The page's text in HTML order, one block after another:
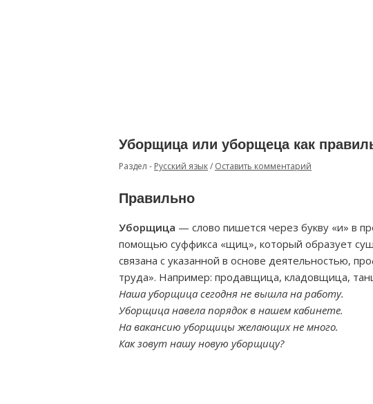
Уборщица или уборщеца как
Раздел - Русский язык/ Оставить комментарий
Правильно
Уборщица — слово пишется через букву «и» в
помощью суффикса «щиц», который образует
связана с указанной в основе деятельностью,
труда». Например: продавщица, кладовщица,
Наша уборщица сегодня не вышла на работу.
Уборщица навела порядок в нашем кабинете.
На вакансию уборщицы желающих не много.
Как зовут нашу новую уборщицу?